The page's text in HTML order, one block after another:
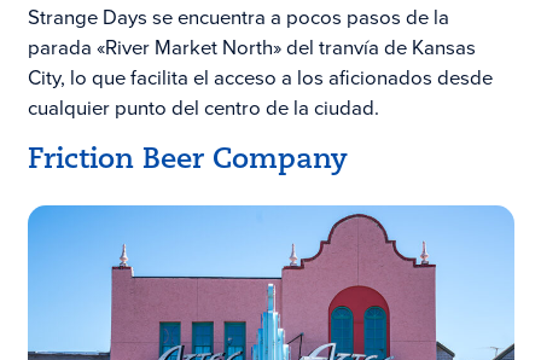
Strange Days se encuentra a pocos pasos de la
parada «River Market North» del tranvía de Kansas
City, lo que facilita el acceso a los aficionados desde
cualquier punto del centro de la ciudad.
Friction Beer Company